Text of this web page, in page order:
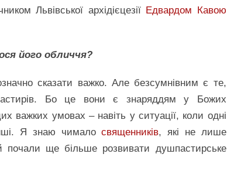
Львівської архідієцезії Едвардом Кавою
його обличчя?
сказати важко. Але безсумнівним є те,
Бо це вони є знаряддям у Божих
важких умовах – навіть у ситуації, коли одні
Я знаю чималосвященників, які не лише
ще більше розвивати душпастирське